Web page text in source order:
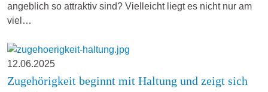
angeblich so attraktiv sind? Vielleicht liegt es nicht nur am
viel…
12.06.2025
Zugehörigkeit beginnt mit Haltung und zeigt sich